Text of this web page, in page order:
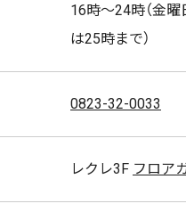
刺し、黒豚餃子など16時～24時（金曜
は25時まで）
0823-32-0033
レクレ3F フロア